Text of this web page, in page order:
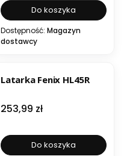
Do koszyka
Dostępność: Magazyn
dostawcy
Latarka Fenix HL45R
Cena
253,99 zł
Do koszyka